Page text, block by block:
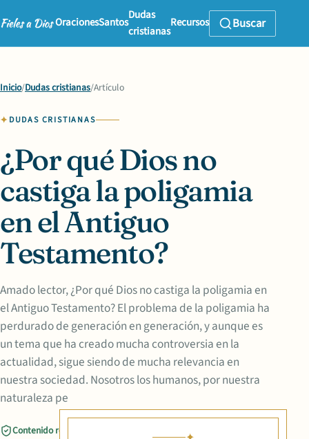
OracionesSantos
Dudas
cristianas
Recursos Buscar
Inicio/Dudas cristianas/Artículo
DUDAS CRISTIANAS
¿Por qué Dios no
castiga la poligamia
en el Antiguo
Testamento?
Amado lector, ¿Por qué Dios no castiga la poligamia en
el Antiguo Testamento? El problema de la poligamia ha
perdurado de generación en generación, y aunque es
un tema que ha creado mucha controversia en la
actualidad, sigue siendo de mucha relevancia en
nuestra sociedad. Nosotros los humanos, por nuestra
naturaleza pe
Contenido revisado